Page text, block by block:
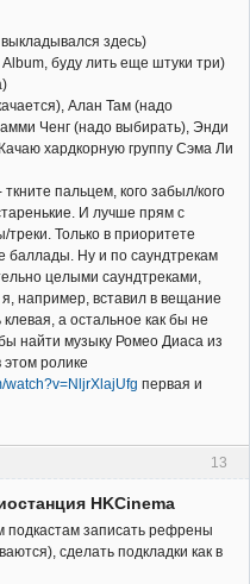
здесь)
буду лить еще штуки три)
Алан Там (надо
Ченг (надо выбирать), Энди
хардкорную группу Сэма Ли
пальцем, кого забыл/кого
И лучше прям с
Только в приоритете
баллады. Ну и по саундтрекам
целыми саундтреками,
например, вставил в вещание
а остальное как бы не
найти музыку Ромео Диаса из
этом ролике
watch?v=NljrXlajUfg первая и
13
HKCinema
подкастам записать рефрены
сделать подкладки как в